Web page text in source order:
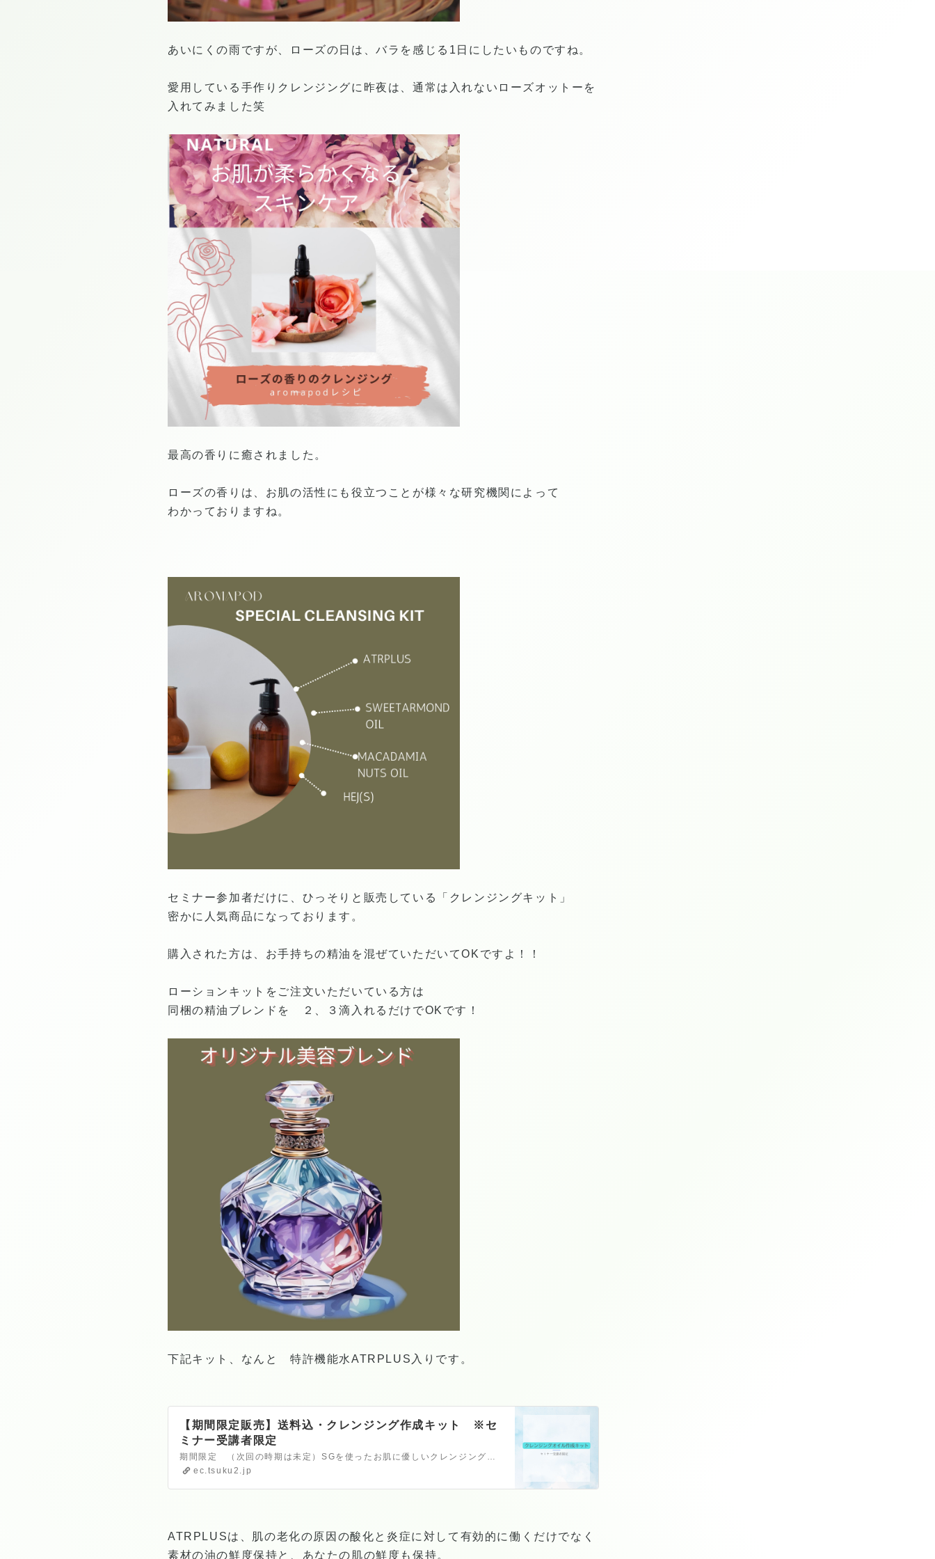
あいにくの雨ですが、ローズの日は、バラを感じる1日にしたいものですね。
愛用している手作りクレンジングに昨夜は、通常は入れないローズオットーを
入れてみました笑
最高の香りに癒されました。
ローズの香りは、お肌の活性にも役立つことが様々な研究機関によって
わかっておりますね。
セミナー参加者だけに、ひっそりと販売している「 クレンジングキット 」
密かに人気商品になっております。
購入された方は、お手持ちの精油を混ぜていただいてOKですよ！！
ローションキットをご注文いただいている方は
同梱の精油ブレンドを ２、３滴入れるだけでOKです！
下記キット、なんと 特許機能水ATRPLUS入りです。
【期間限定販売】送料込・クレンジング作成キット ※セ
ミナー受講者限定
期間限定 （次回の時期は未定）SGを使ったお肌に優しいクレンジングオイルのキットに使う材料となります。ブレンドオイルとATRPLUS入り。（セミナー参加者 https://ticket.tsuku2.jp/events-detail/02002220125014?t=3&Ino=000010420400 のみの基材となります）ご自身でS液はご用意ください。作…
ec.tsuku2.jp
ATRPLUSは、肌の老化の原因の酸化と炎症に対して有効的に働くだけでなく
素材の油の鮮度保持と、あなたの肌の鮮度も保持。